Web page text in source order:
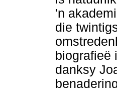
'n
die
biografieë
danksy